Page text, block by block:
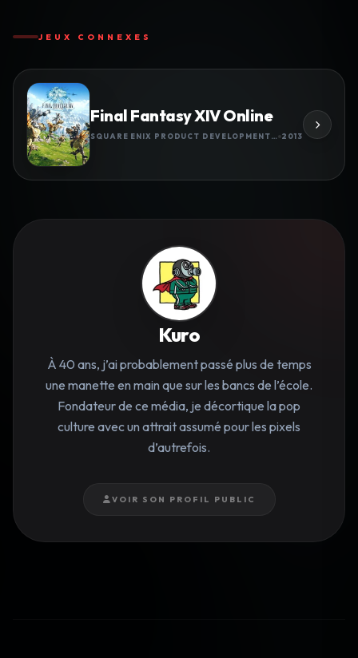
JEUX CONNEXES
Final Fantasy XIV Online
SQUARE ENIX PRODUCT DEVELOPMENT DIVISION 3 2013
Kuro
À 40 ans, j’ai probablement passé plus de temps
une manette en main que sur les bancs de l’école.
Fondateur de ce média, je décortique la pop
culture avec un attrait assumé pour les pixels
d’autrefois.
VOIR SON PROFIL PUBLIC